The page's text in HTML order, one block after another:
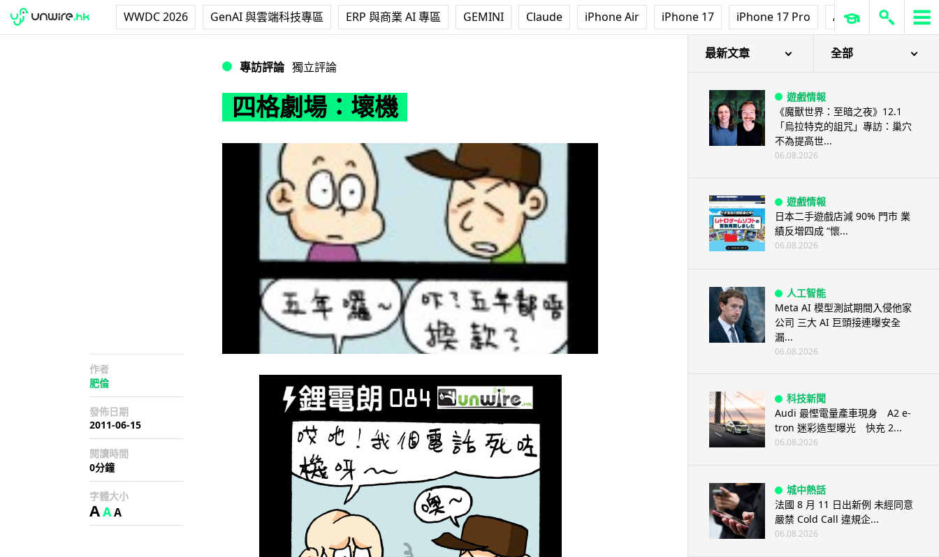
WWDC 2026 GenAI 與雲端科技專區 ERP 與商業 AI 專區 GEMINI Claude iPhone Air iPhone 17 iPhone 17 Pro AirPods Pro 3
專訪評論 獨立評論
四格劇場：壞機
作者
肥倫
發佈日期
2011-06-15
閱讀時間
0分鐘
字體大小
AAA
最新文章 全部
遊戲情報
《魔獸世界：至暗之夜》12.1
「烏拉特克的詛咒」專訪：巢穴
不為提高世...
06.08.2026
遊戲情報
日本二手遊戲店減 90% 門市 業
績反增四成 “懷...
06.08.2026
人工智能
Meta AI 模型測試期間入侵他家
公司 三大 AI 巨頭接連曝安全
漏...
06.08.2026
科技新聞
Audi 最慳電量產車現身 A2 e-
tron 迷彩造型曝光 快充 2...
06.08.2026
城中熱話
法國 8 月 11 日出新例 未經同意
嚴禁 Cold Call 違規企...
06.08.2026